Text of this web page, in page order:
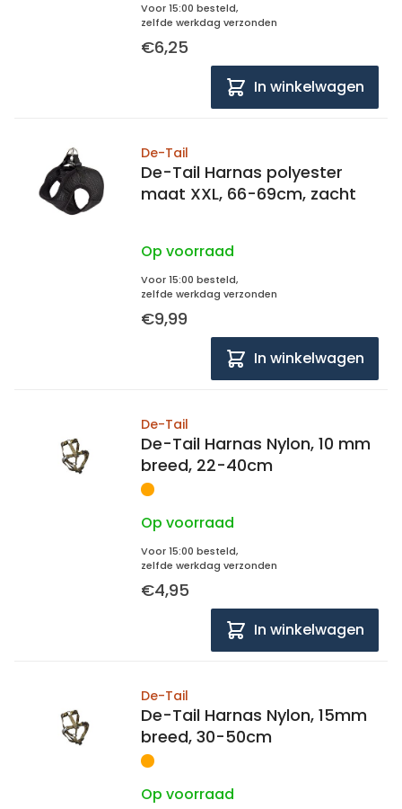
Voor 15:00 besteld,
zelfde werkdag verzonden
€6,25
In winkelwagen
De-Tail
De-Tail Harnas polyester
maat XXL, 66-69cm, zacht
Op voorraad
Voor 15:00 besteld,
zelfde werkdag verzonden
€9,99
In winkelwagen
De-Tail
De-Tail Harnas Nylon, 10 mm
breed, 22-40cm
Op voorraad
Voor 15:00 besteld,
zelfde werkdag verzonden
€4,95
In winkelwagen
De-Tail
De-Tail Harnas Nylon, 15mm
breed, 30-50cm
Op voorraad